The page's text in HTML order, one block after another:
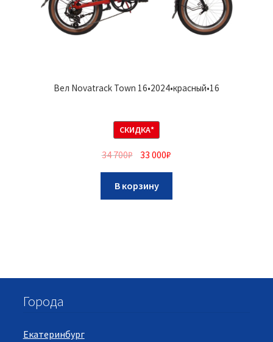
Вел Novatrack Town 16•2024•красный•16
СКИДКА*
34 700₽ 33 000₽
В корзину
Города
Екатеринбург